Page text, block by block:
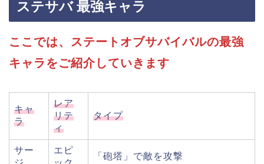
ステサバ 最強キャラ
ここでは、ステートオブサバイバルの最強
キャラをご紹介していきます
キャ
ラ
レア
リテ
ィ
タイプ
サー
エピ
「砲塔」で敵を攻撃